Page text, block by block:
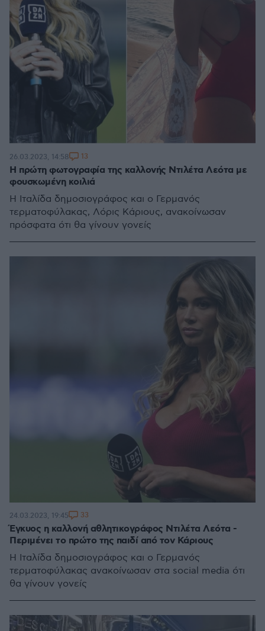
Η πρώτη φωτογραφία της καλλονής Ντιλέτα Λεότα με
φουσκωμένη κοιλιά
Η Ιταλίδα δημοσιογράφος και ο Γερμανός
τερματοφύλακας, Λόρις Κάριους, ανακοίνωσαν
πρόσφατα ότι θα γίνουν γονείς
26.03.2023, 14:58 13
Έγκυος η καλλονή αθλητικογράφος Ντιλέτα Λεότα -
Περιμένει το πρώτο της παιδί από τον Κάριους
Η Ιταλίδα δημοσιογράφος και ο Γερμανός
τερματοφύλακας ανακοίνωσαν στα social media ότι
θα γίνουν γονείς
24.03.2023, 19:45 33